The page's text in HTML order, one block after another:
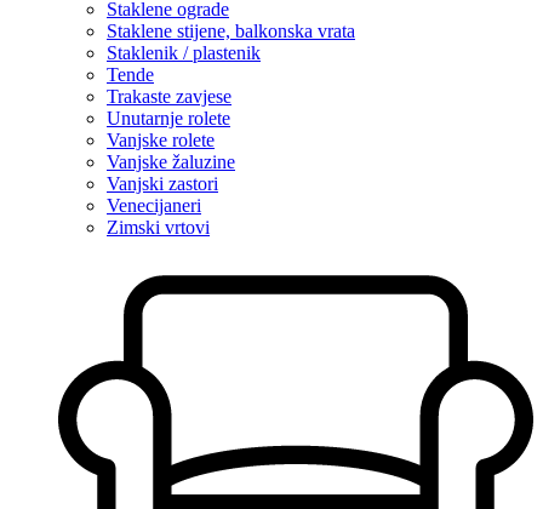
Staklene ograde
Staklene stijene, balkonska vrata
Staklenik / plastenik
Tende
Trakaste zavjese
Unutarnje rolete
Vanjske rolete
Vanjske žaluzine
Vanjski zastori
Venecijaneri
Zimski vrtovi